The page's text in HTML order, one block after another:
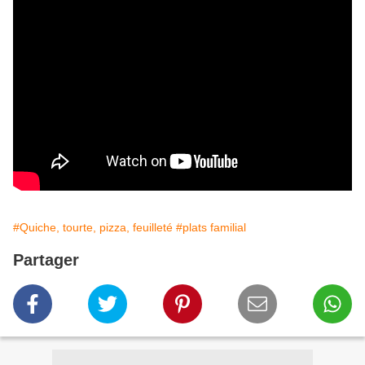
#Quiche, tourte, pizza, feuilleté #plats familial
Partager